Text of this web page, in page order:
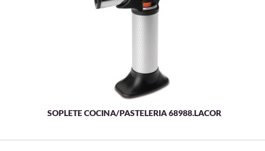
SOPLETE COCINA/PASTELERIA 68988.LACOR